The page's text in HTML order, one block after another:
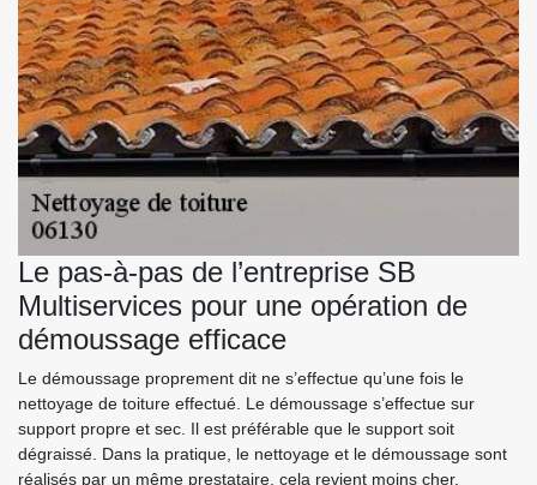
Le pas-à-pas de l’entreprise SB
Multiservices pour une opération de
démoussage efficace
Le démoussage proprement dit ne s’effectue qu’une fois le
nettoyage de toiture effectué. Le démoussage s’effectue sur
support propre et sec. Il est préférable que le support soit
dégraissé. Dans la pratique, le nettoyage et le démoussage sont
réalisés par un même prestataire, cela revient moins cher.